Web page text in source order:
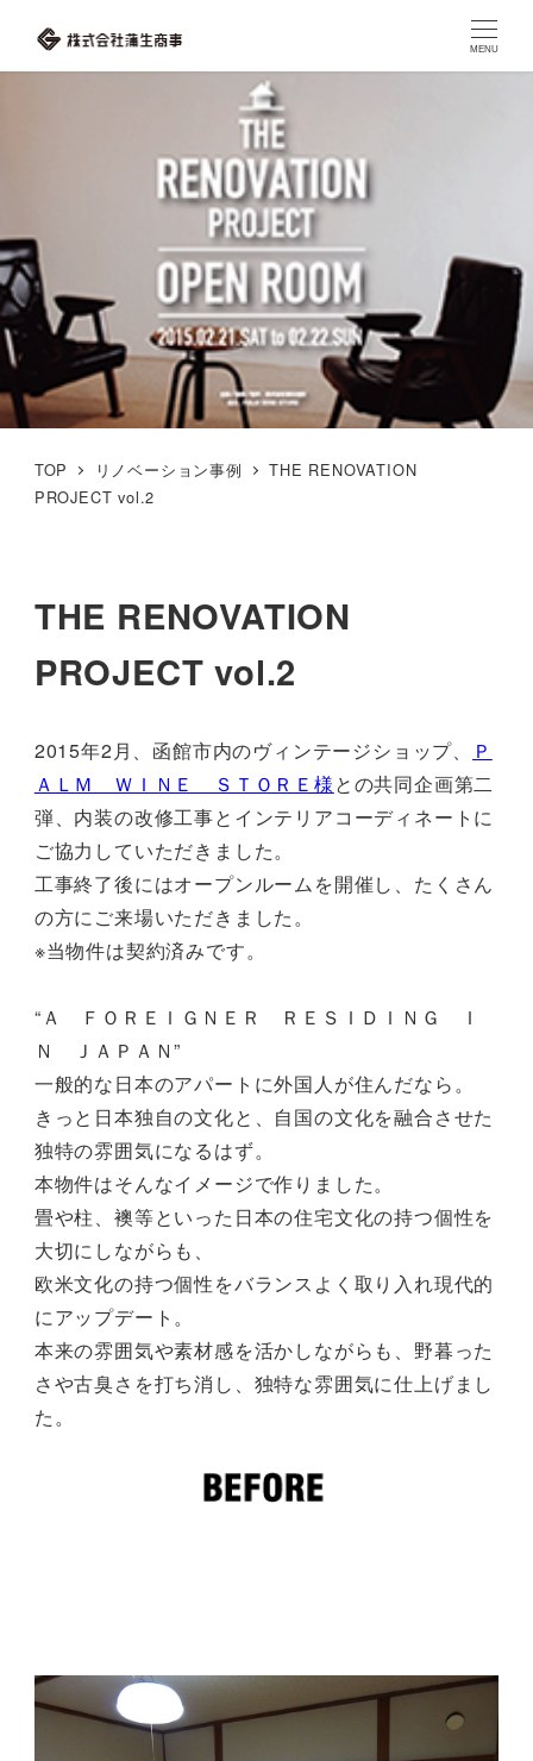
MENU
TOP リノベーション事例
THE RENOVATION
PROJECT vol.2
THE RENOVATION
PROJECT vol.2
2015年2月、函館市内のヴィンテージショップ、
Ｐ
ＡＬＭ ＷＩＮＥ ＳＴＯＲＥ様との共同企画第二
弾、内装の改修工事とインテリアコーディネートに
ご協力していただきました。
工事終了後にはオープンルームを開催し、たくさん
の方にご来場いただきました。
※当物件は契約済みです。
“Ａ ＦＯＲＥＩＧＮＥＲ ＲＥＳＩＤＩＮＧ Ｉ
Ｎ ＪＡＰＡＮ”
一般的な日本のアパートに外国人が住んだなら。
きっと日本独自の文化と、自国の文化を融合させた
独特の雰囲気になるはず。
本物件はそんなイメージで作りました。
畳や柱、襖等といった日本の住宅文化の持つ個性を
大切にしながらも、
欧米文化の持つ個性をバランスよく取り入れ現代的
にアップデート。
本来の雰囲気や素材感を活かしながらも、野暮った
さや古臭さを打ち消し、独特な雰囲気に仕上げまし
た。